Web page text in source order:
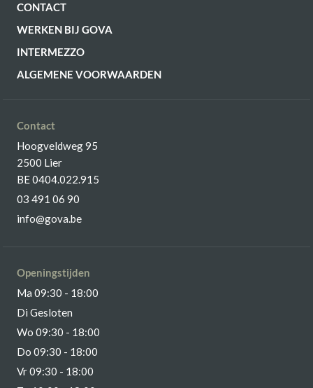
CONTACT
WERKEN BIJ GOVA
INTERMEZZO
ALGEMENE VOORWAARDEN
Contact
Hoogveldweg 95
2500 Lier
BE 0404.022.915
03 491 06 90
info@gova.be
Openingstijden
Ma 09:30 - 18:00
Di Gesloten
Wo 09:30 - 18:00
Do 09:30 - 18:00
Vr 09:30 - 18:00